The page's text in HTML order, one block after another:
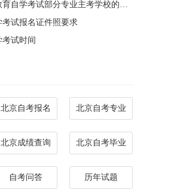
关于调整广东省高等教育自学考试部分专业主考学校的通知
考试报名证件照要求
考试时间
北京自考报名 北京自考专业
北京成绩查询 北京自考毕业
自考问答 历年试题